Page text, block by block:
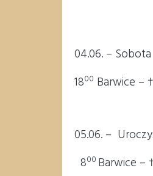
04.06. – Sobota
1800 Barwice –
05.06. –
800 Barwice –